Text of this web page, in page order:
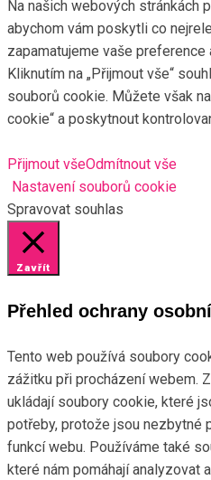
Na našich webových stránkách
abychom vám poskytli co
zapamatujeme vaše preference
Kliknutím na „Přijmout vše“
souborů cookie. Můžete však
cookie“ a poskytnout
Přijmout všeOdmítnout vše
Nastavení souborů cookie
Spravovat souhlas
Zavřít
Přehled ochrany
Tento web používá soubory
zážitku při procházení webem.
ukládají soubory cookie, které
potřeby, protože jsou nezbytné
funkcí webu. Používáme také
které nám pomáhají analyzovat